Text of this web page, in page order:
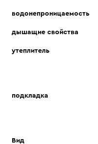
водонепроницаемость
дышащие свойства
утеплитель
подкладка
Вид